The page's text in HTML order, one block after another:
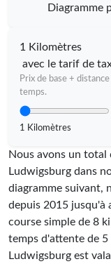
Diagramme
1 Kilomètres
avec le tarif de
Prix de base +
temps.
1 Kilomètres
Nous avons un
Ludwigsburg dans
diagramme suivant,
depuis 2015 jusqu'à
course simple de 8
temps d'attente de 5
Ludwigsburg est